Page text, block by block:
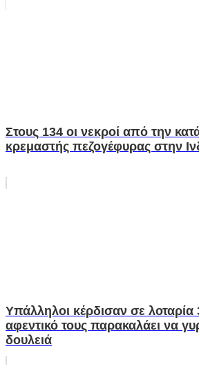
Στους 134 οι νεκροί από την
κρεμαστής πεζογέφυρας στην
Υπάλληλοι κέρδισαν σε λοταρία
αφεντικό τους παρακαλάει να
δουλειά